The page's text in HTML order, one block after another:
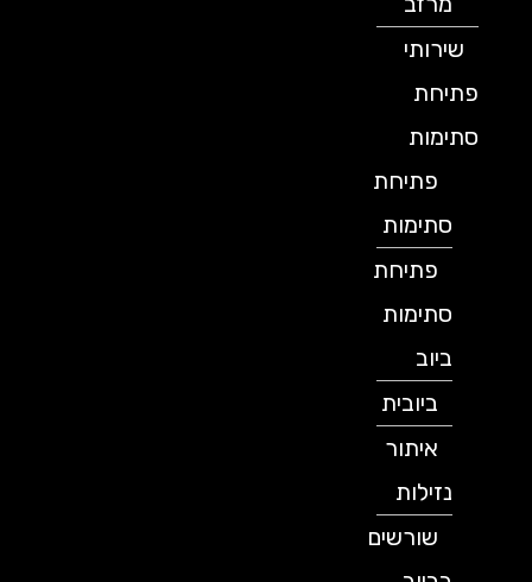
שירותי
פתיחת
סתימות
פתיחת
סתימות
פתיחת
סתימות
ביובית
איתור
נזילות
שורשים